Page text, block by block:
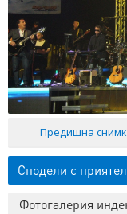
Предишна
Сподели с
Фотогалерия